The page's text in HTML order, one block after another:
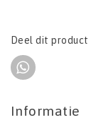
Deel dit product
Informatie